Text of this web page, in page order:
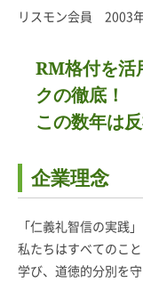
リスモン会員 2003
RM格付を活
クの徹底！
この数年は
企業理念
「仁義礼智信の実践」
私たちはすべてのこ
学び、道徳的分別を